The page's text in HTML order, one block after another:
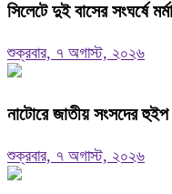
সিলেটে দুই বাসের সংঘর্ষে
শুক্রবার, ৭ অগাস্ট, ২০২৬
নাটোরে জাতীয় সংসদের
শুক্রবার, ৭ অগাস্ট, ২০২৬